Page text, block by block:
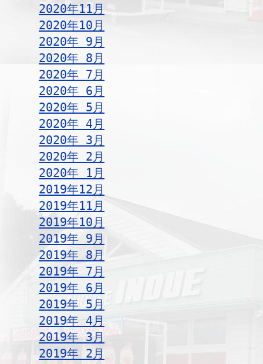
2020年11月
2020年10月
2020年 9月
2020年 8月
2020年 7月
2020年 6月
2020年 5月
2020年 4月
2020年 3月
2020年 2月
2020年 1月
2019年12月
2019年11月
2019年10月
2019年 9月
2019年 8月
2019年 7月
2019年 6月
2019年 5月
2019年 4月
2019年 3月
2019年 2月